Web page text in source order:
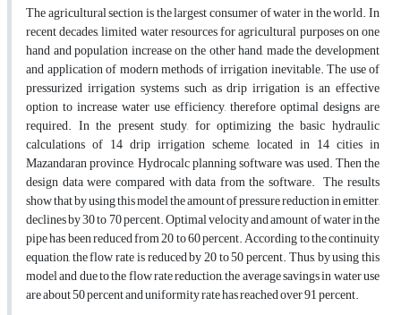
The agricultural section is the largest consumer of water in the world. In
recent decades, limited water resources for agricultural purposes on one
hand and population increase on the other hand, made the development
and application of modern methods of irrigation inevitable. The use of
pressurized irrigation systems such as drip irrigation is an effective
option to increase water use efficiency, therefore optimal designs are
required. In the present study, for optimizing the basic hydraulic
calculations of 14 drip irrigation scheme, located in 14 cities in
Mazandaran province, Hydrocalc planning software was used. Then the
design data were compared with data from the software. The results
show that by using this model the amount of pressure reduction in emitter,
declines by 30 to 70 percent. Optimal velocity and amount of water in the
pipe has been reduced from 20 to 60 percent. According to the continuity
equation, the flow rate is reduced by 20 to 50 percent. Thus, by using this
model and due to the flow rate reduction, the average savings in water use
are about 50 percent and uniformity rate has reached over 91 percent.